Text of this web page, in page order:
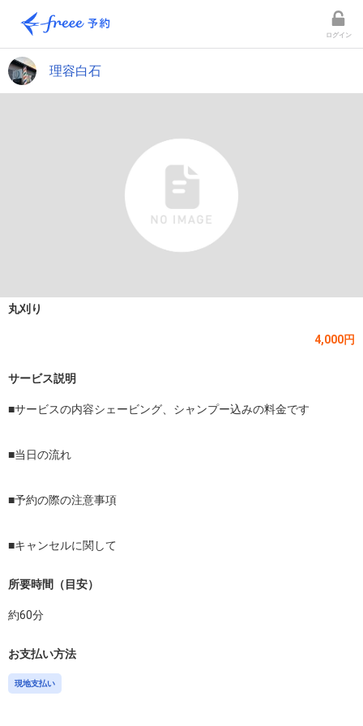
ログイン
理容白石
丸刈り
4,000円
サービス説明
■サービスの内容シェービング、シャンプー込みの料金です
■当日の流れ
■予約の際の注意事項
■キャンセルに関して
所要時間（目安）
約60分
お支払い方法
現地支払い